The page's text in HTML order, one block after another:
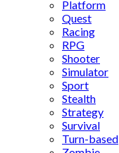
Platform
Quest
Racing
RPG
Shooter
Simulator
Sport
Stealth
Strategy
Survival
Turn-based